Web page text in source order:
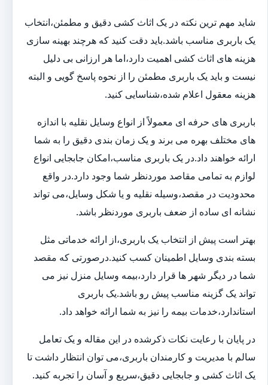
شاید مهم ترین نکته در یک اثاث کشی دقیق و مطمئن،انتخاب
یک باربری مناسب باشد.باید دقت کنید که هرچند بهینه سازی
هزینه های اثاث کشی اهمیت دارد،اما هر ارزانی بی دلیل
نیست و باید یک باربری مطمئن را از نحوه پاسخ گویی و البته
هزینه معقول اعلام شده،شناسایی کنید.
باربری های حرفه ای معمولاً از انواع وسایل نقلیه با اندازه
های مختلف بهره می برند و یک زمان بندی دقیق را به شما
ارائه خواهند داد.در یک باربری مناسب،امکان جابجایی انواع
لوازم به تمامی مقاصد موردنظر شما وجود دارد.در واقع
محدودیت در مقصد،وسیله نقلیه و یا شکل وسایل،می تواند
نشانه ای ساده از ضعف باربری موردنظر باشد.
بهتر است پیش از انتخاب یک باربری،از ارائه خدماتی مثل
بسته بندی وسایل اطمینان کسب کنید.درصورتی که مقصد
شما در دیگر شهر ها قرار دارد،بیمه وسایل منزل نیز می
تواند یک گزینه مناسب پیش رو باشد.یک باربری
استاندارد،خدمات بیمه را نیز به شما ارائه خواهد داد.
در پایان با رعایت نکات ذکرشده در این مقاله و یک تعامل
سالم با مدیریت و کارمندان باربری،می توان انتظار داشت تا
یک اثاث کشی و جابجایی دقیق،سریع و آسان را تجربه کنید.